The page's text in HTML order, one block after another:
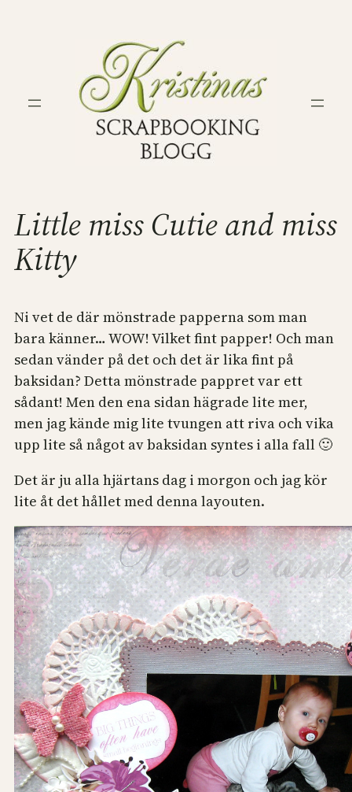
Little miss Cutie and miss
Kitty
Ni vet de där mönstrade papperna som man
bara känner… WOW! Vilket fint papper! Och man
sedan vänder på det och det är lika fint på
baksidan? Detta mönstrade pappret var ett
sådant! Men den ena sidan hägrade lite mer,
men jag kände mig lite tvungen att riva och vika
upp lite så något av baksidan syntes i alla fall 🙂
Det är ju alla hjärtans dag i morgon och jag kör
lite åt det hållet med denna layouten.